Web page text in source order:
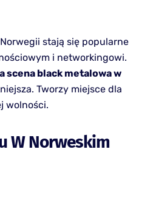
stają się popularne
i networkingowi.
scena black metalowa w
Tworzy miejsce dla
wolności.
W Norweskim